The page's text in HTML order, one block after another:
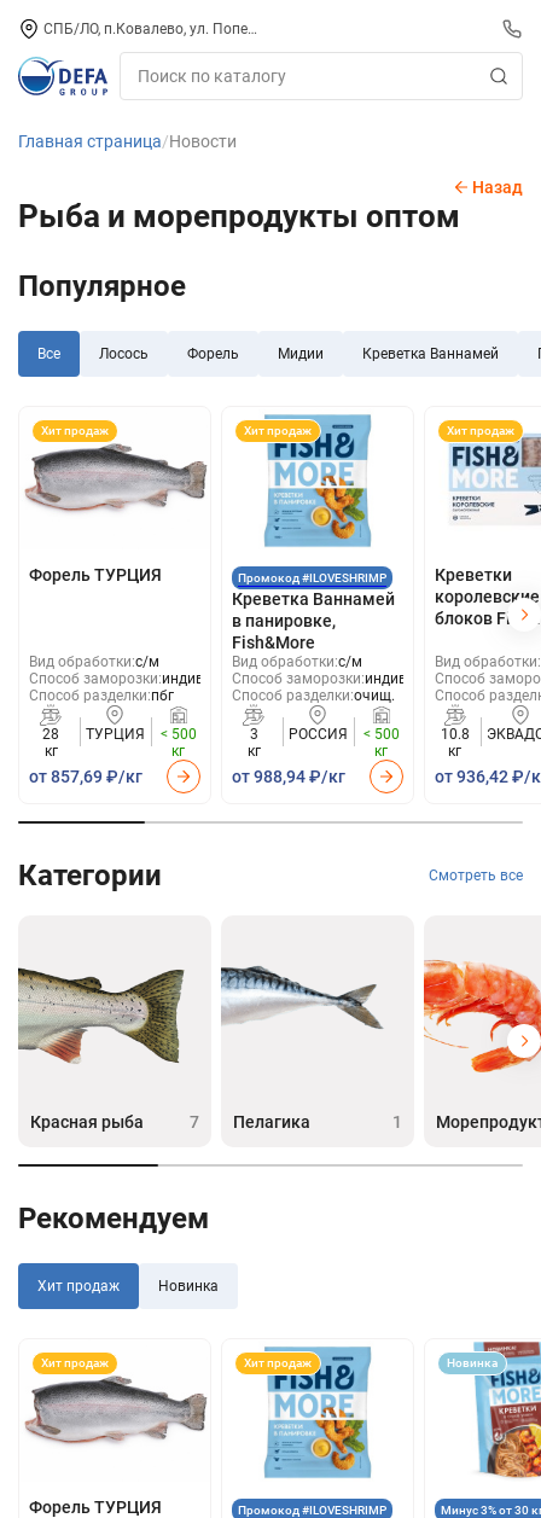
СПБ/ЛО, п.Ковалево, ул. Поперечная, д. 15, СК «ПИРС» («МОРОЗКО»)
Главная страница Новости
Рыба и морепродукты оптом
Назад
Популярное
Все Лосось Форель Мидии Креветка Ваннамей
Хит продаж
Форель ТУРЦИЯ
Вид обработки:с/м
Способ заморозки:индивид
Способ разделки:пбг
28
кг
ТУРЦИЯ
< 500
кг
от 857,69 ₽/кг
Хит продаж
Промокод #ILOVESHRIMP
Креветка Ваннамей
в панировке,
Fish&More
Вид обработки:с/м
Способ заморозки:индивид
Способ разделки:очищ.
3
кг
РОССИЯ
< 500
кг
от 988,94 ₽/кг
Хит продаж
Креветки
блоков
Вид обработки:
Способ
Способ
10.8
кг
от 936,42 ₽/
Категории Смотреть все
Красная рыба 7 Пелагика 1
Рекомендуем
Хит продаж Новинка
Хит продаж
Форель ТУРЦИЯ
Хит продаж
Промокод #ILOVESHRIMP
Новинка
Минус 3% от 30